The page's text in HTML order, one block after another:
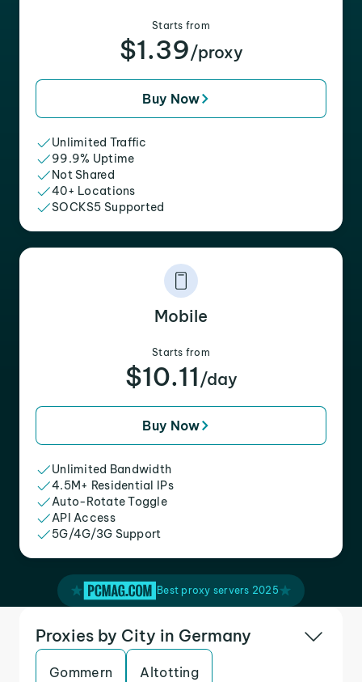
Starts from
$1.39/proxy
Buy Now
Unlimited Traffic
99.9% Uptime
Not Shared
40+ Locations
SOCKS5 Supported
Mobile
Starts from
$10.11 /day
Buy Now
Unlimited Bandwidth
4.5M+ Residential IPs
Auto-Rotate Toggle
API Access
5G/4G/3G Support
Best proxy servers 2025
Proxies by City in Germany
Gommern Altotting